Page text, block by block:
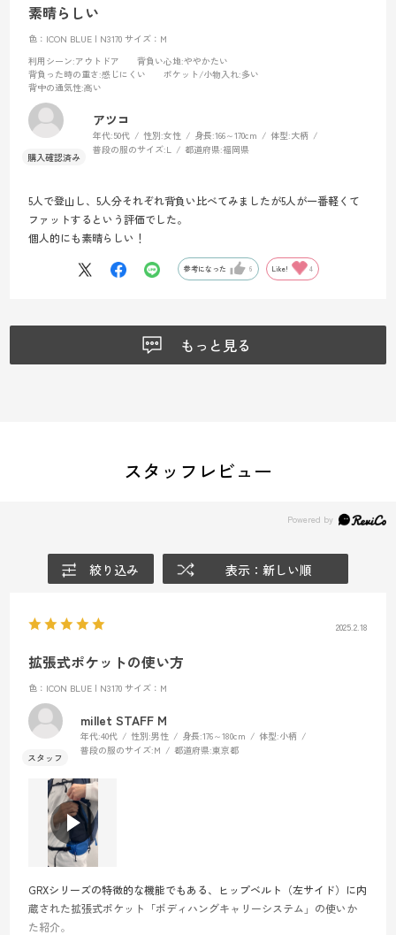
素晴らしい
色：ICON BLUE | N3170 サイズ：M
利用シーン:アウトドア 背負い心地:ややかたい
背負った時の重さ:感じにくい ポケット/小物入れ:多い
背中の通気性:高い
アツコ
年代:50代 性別:女性 身長:166～170cm 体型:大柄
普段の服のサイズ:L 都道府県:福岡県
5人で登山し、5人分それぞれ背負い比べてみましたが5人が一番軽くて
ファットするという評価でした。
個人的にも素晴らしい！
参考になった 6 Like! 4
もっと見る
スタッフレビュー
絞り込み 表示：新しい順
2025.2.18
拡張式ポケットの使い方
色：ICON BLUE | N3170 サイズ：M
millet STAFF M
年代:40代 性別:男性 身長:176～180cm 体型:小柄
普段の服のサイズ:M 都道府県:東京都
GRXシリーズの特徴的な機能でもある、ヒップベルト（左サイド）に内
蔵された拡張式ポケット「ボディハングキャリーシステム」の使いか
た紹介。